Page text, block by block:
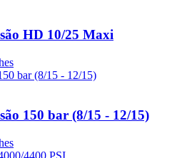
HD 10/25 Maxi
150 bar (8/15 - 12/15)